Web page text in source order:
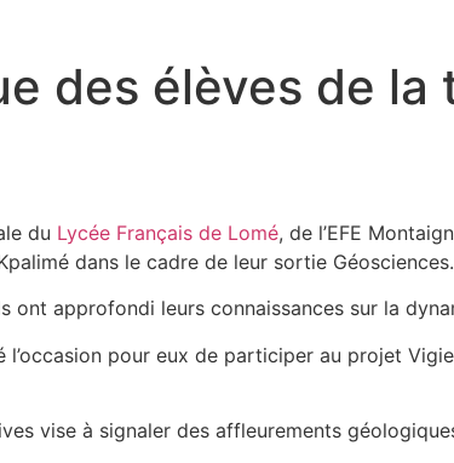
des élèves de la
du Lycée Français de Lomé, de l’EFE
dans le cadre de leur sortie Géosciences.
ont approfondi leurs connaissances sur la
l’occasion pour eux de participer au projet
vise à signaler des affleurements